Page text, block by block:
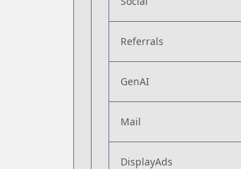
Referrals
GenAI
Mail
DisplayAds